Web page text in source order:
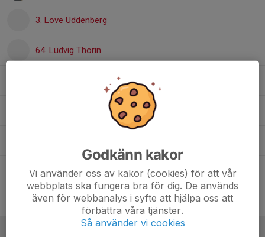
3. Love Uddenberg
64. Ludvig Thorin
5. Oscar Gustafsson
16. William Sjöholm
Godkänn kakor
Vi använder oss av kakor (cookies) för att vår
webbplats ska fungera bra för dig. De används
även för webbanalys i syfte att hjälpa oss att
förbättra våra tjänster.
Så använder vi cookies